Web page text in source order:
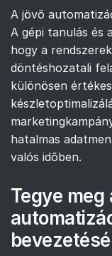
A jövő
A gépi tanulás és
hogy a
döntéshozatali
különösen
hatalmas
valós időben.
Tegye meg